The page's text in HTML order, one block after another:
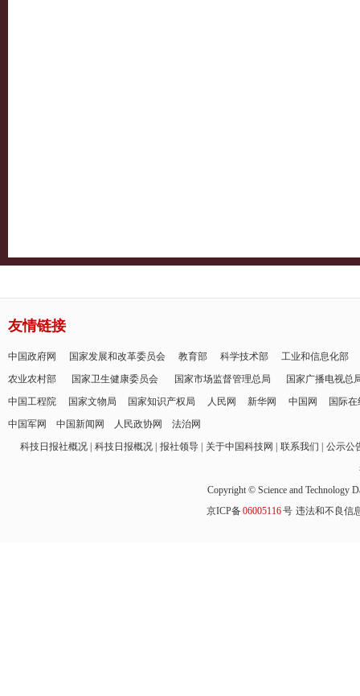
友情链接
中国政府网 国家发展和改革委员会 教育部 科学技术部
工业和信息化部
农业农村部
国家卫生健康委员会 国家市场监督管理总局
国家广播电视总
中国工程院
国家文物局 国家知识产权局 人民网 新华网 中国网
国际在
中国军网
中国新闻网 人民政协网
法治网
科技日报社概况
科技日报概况 报社领导 关于中国科技网 联系我们
公示公
Copyright © Science and Technology
京ICP备06005116号 违法和不良信